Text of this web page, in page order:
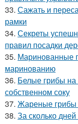
33. Сажать и
рамки
34. Секреты
правил посадки
35. Маринованные
маринованию
36. Белые грибы
собственном соку
37. Жареные грибы
38. За сколько